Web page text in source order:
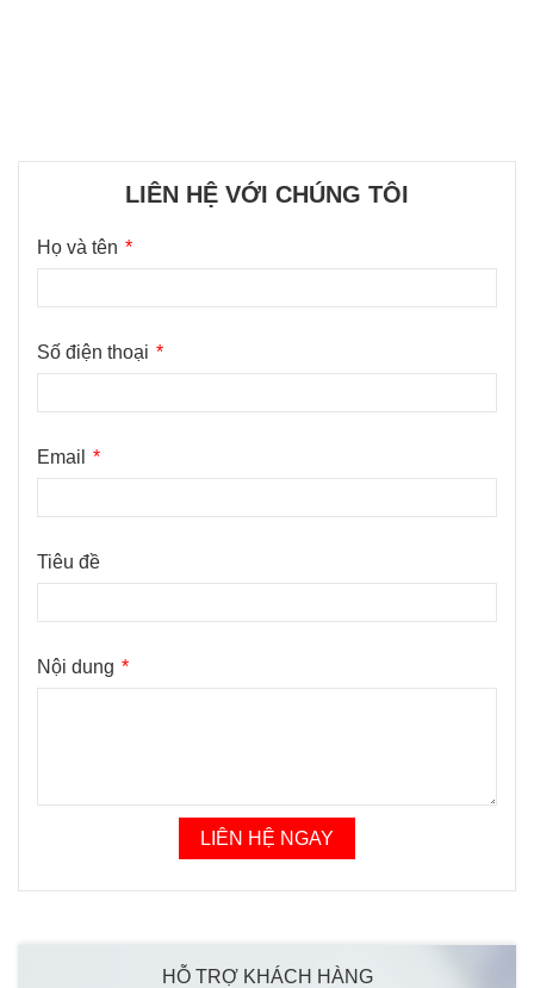
LIÊN HỆ VỚI CHÚNG TÔI
Họ và tên
Số điện thoại
Email
Tiêu đề
Nội dung
LIÊN HỆ NGAY
HỖ TRỢ KHÁCH HÀNG